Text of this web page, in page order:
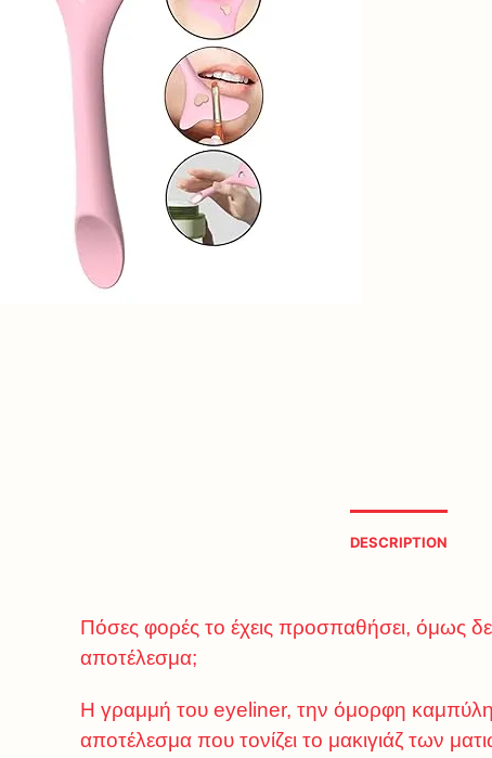
DESCRIPTION
Πόσες φορές το έχεις προσπαθήσει, όμως
αποτέλεσμα;
Η γραμμή του eyeliner, την όμορφη καμπύλη
αποτέλεσμα που τονίζει το μακιγιάζ των